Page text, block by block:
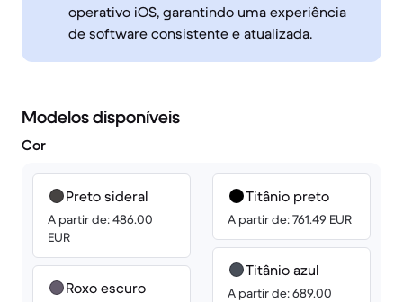
operativo iOS, garantindo uma experiência
de software consistente e atualizada.
Modelos disponíveis
Cor
Preto sideral
A partir de: 486.00
EUR
Roxo escuro
Titânio preto
A partir de: 761.49 EUR
Titânio azul
A partir de: 689.00